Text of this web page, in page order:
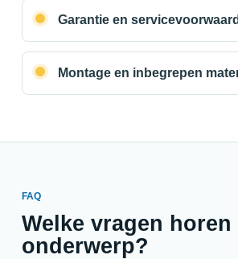
Garantie en
Montage en inbegrepen
FAQ
Welke vragen
onderwerp?